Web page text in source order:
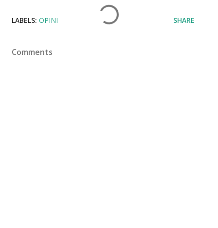
LABELS: OPINI SHARE
Comments